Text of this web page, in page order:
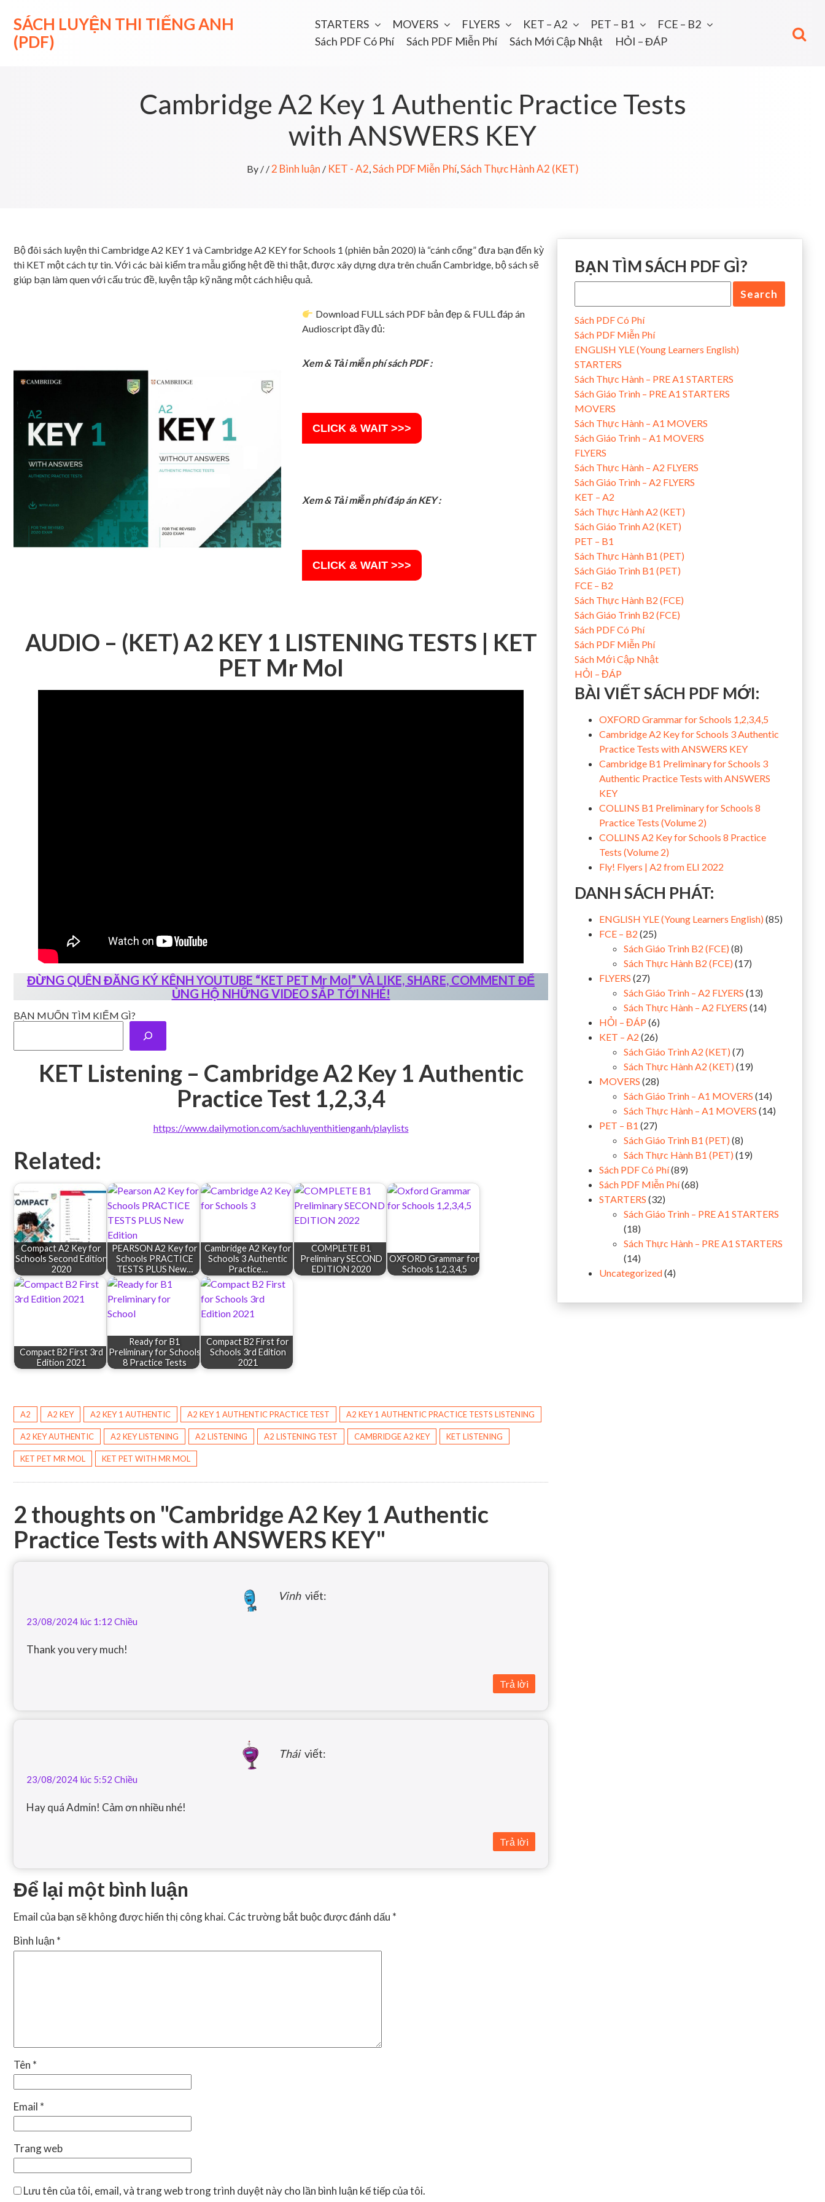
content
SÁCH LUYỆN THI TIẾNG ANH
(PDF)
STARTERS MOVERS FLYERS KET – A2 PET – B1
FCE – B2
Sách PDF Có Phí
Sách PDF Miễn Phí Sách Mới Cập Nhật HỎI – ĐÁP
Cambridge A2 Key 1 Authentic Practice Tests
with ANSWERS KEY
By / / 2 Bình luận / KET - A2,Sách PDF Miễn Phí,Sách Thực Hành A2 (KET)
Bộ đôi sách luyện thi Cambridge A2 KEY 1 và Cambridge A2 KEY for Schools 1 (phiên bản 2020) là “cánh cổng” đưa bạn đến kỳ
thi KET một cách tự tin. Với các bài kiểm tra mẫu giống hệt đề thi thật, được xây dựng dựa trên chuẩn Cambridge, bộ sách sẽ
giúp bạn làm quen với cấu trúc đề, luyện tập kỹ năng một cách hiệu quả.
Download FULL sách PDF bản đẹp & FULL đáp án
Audioscript đầy đủ:
Xem & Tải miễn phí sách PDF :
CLICK & WAIT >>>
Xem & Tải miễn phí đáp ánKEY :
CLICK & WAIT >>>
AUDIO – (KET) A2 KEY 1 LISTENING TESTS | KET
PET Mr Mol
ĐỪNG QUÊN ĐĂNG KÝ KÊNH YOUTUBE “KET PET Mr Mol” VÀ LIKE, SHARE, COMMENT ĐỂ
ỦNG HỘ NHỮNG VIDEO SẮP TỚI NHÉ!
BẠN MUỐN TÌM KIẾM GÌ?
KET Listening – Cambridge A2 Key 1 Authentic
Practice Test 1,2,3,4
https://www.dailymotion.com/sachluyenthitienganh/playlists
Related:
Compact A2 Key for
Schools Second Edition
2020
PEARSON A2 Key for
Schools PRACTICE
TESTS PLUS New…
Cambridge A2 Key for
Schools 3 Authentic
Practice…
COMPLETE B1
Preliminary SECOND
EDITION 2020
OXFORD Grammar for
Schools 1,2,3,4,5
Compact B2 First 3rd
Edition 2021
Ready for B1
Preliminary for Schools
8 Practice Tests
Compact B2 First for
Schools 3rd Edition
2021
A2 A2 KEY A2 KEY 1 AUTHENTIC A2 KEY 1 AUTHENTIC PRACTICE TEST A2 KEY 1 AUTHENTIC PRACTICE TESTS LISTENING
A2 KEY AUTHENTIC A2 KEY LISTENING A2 LISTENING A2 LISTENING TEST CAMBRIDGE A2 KEY KET LISTENING
KET PET MR MOL KET PET WITH MR MOL
2 thoughts on "Cambridge A2 Key 1 Authentic
Practice Tests with ANSWERS KEY"
Vinh viết:
23/08/2024 lúc 1:12 Chiều
Thank you very much!
Trả lời
Thái viết:
23/08/2024 lúc 5:52 Chiều
Hay quá Admin! Cảm ơn nhiều nhé!
Trả lời
Để lại một bình luận
Email của bạn sẽ không được hiển thị công khai. Các trường bắt buộc được đánh dấu *
Bình luận *
Tên *
Email *
Trang web
Lưu tên của tôi, email, và trang web trong trình duyệt này cho lần bình luận kế tiếp của tôi.
BẠN TÌM SÁCH PDF GÌ?
Sách PDF Có Phí
Sách PDF Miễn Phí
ENGLISH YLE (Young Learners English)
STARTERS
Sách Thực Hành – PRE A1 STARTERS
Sách Giáo Trình – PRE A1 STARTERS
MOVERS
Sách Thực Hành – A1 MOVERS
Sách Giáo Trình – A1 MOVERS
FLYERS
Sách Thực Hành – A2 FLYERS
Sách Giáo Trình – A2 FLYERS
KET – A2
Sách Thực Hành A2 (KET)
Sách Giáo Trình A2 (KET)
PET – B1
Sách Thực Hành B1 (PET)
Sách Giáo Trình B1 (PET)
FCE – B2
Sách Thực Hành B2 (FCE)
Sách Giáo Trình B2 (FCE)
Sách PDF Có Phí
Sách PDF Miễn Phí
Sách Mới Cập Nhật
HỎI – ĐÁP
BÀI VIẾT SÁCH PDF MỚI:
OXFORD Grammar for Schools 1,2,3,4,5
Cambridge A2 Key for Schools 3 Authentic
Practice Tests with ANSWERS KEY
Cambridge B1 Preliminary for Schools 3
Authentic Practice Tests with ANSWERS
KEY
COLLINS B1 Preliminary for Schools 8
Practice Tests (Volume 2)
COLLINS A2 Key for Schools 8 Practice
Tests (Volume 2)
Fly! Flyers | A2 from ELI 2022
DANH SÁCH PHÁT:
ENGLISH YLE (Young Learners English) (85)
FCE – B2 (25)
Sách Giáo Trình B2 (FCE) (8)
Sách Thực Hành B2 (FCE) (17)
FLYERS (27)
Sách Giáo Trình – A2 FLYERS (13)
Sách Thực Hành – A2 FLYERS (14)
HỎI – ĐÁP (6)
KET – A2 (26)
Sách Giáo Trình A2 (KET) (7)
Sách Thực Hành A2 (KET) (19)
MOVERS (28)
Sách Giáo Trình – A1 MOVERS (14)
Sách Thực Hành – A1 MOVERS (14)
PET – B1 (27)
Sách Giáo Trình B1 (PET) (8)
Sách Thực Hành B1 (PET) (19)
Sách PDF Có Phí(89)
Sách PDF Miễn Phí(68)
STARTERS (32)
Sách Giáo Trình – PRE A1 STARTERS
(18)
Sách Thực Hành – PRE A1 STARTERS
(14)
Uncategorized(4)